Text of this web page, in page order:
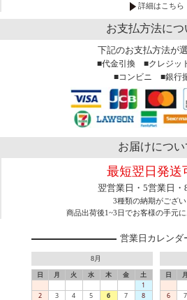
詳細はこちら
お支払方法につ
下記のお支払方法が
■代金引換 ■クレジッ
■コンビニ ■銀行
お届けについ
最短翌日発送
翌営業日・5営業日・
3種類の納期がござ
商品出荷後1~3日でお客様の手元
営業日カレンダ
8月
日 月 火 水 木 金
土
1
2
3 4 5 6 7 8
日 月
6
7